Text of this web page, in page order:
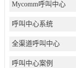
Mycomm呼叫中心
呼叫中心系统
全渠道呼叫中心
呼叫中心案例